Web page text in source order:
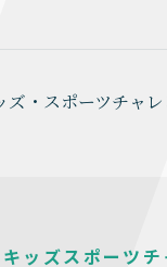
ズ・スポーツチャ
ッズスポーツ